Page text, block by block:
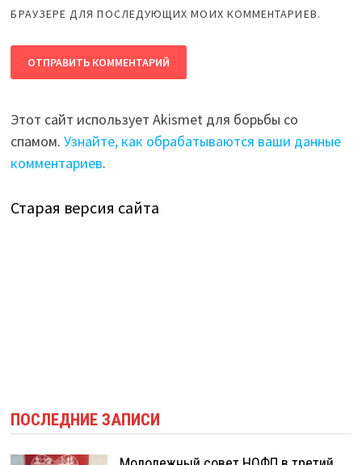
БРАУЗЕРЕ ДЛЯ ПОСЛЕДУЮЩИХ МОИХ КОММЕНТАРИЕВ.
Этот сайт использует Akismet для борьбы со
спамом.Узнайте, как обрабатываются ваши данные
комментариев.
Старая версия сайта
ПОСЛЕДНИЕ ЗАПИСИ